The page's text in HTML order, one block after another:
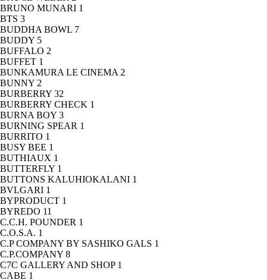
BRUNO MUNARI 1
BTS 3
BUDDHA BOWL 7
BUDDY 5
BUFFALO 2
BUFFET 1
BUNKAMURA LE CINEMA 2
BUNNY 2
BURBERRY 32
BURBERRY CHECK 1
BURNA BOY 3
BURNING SPEAR 1
BURRITO 1
BUSY BEE 1
BUTHIAUX 1
BUTTERFLY 1
BUTTONS KALUHIOKALANI 1
BVLGARI 1
BYPRODUCT 1
BYREDO 11
C.C.H. POUNDER 1
C.O.S.A. 1
C.P COMPANY BY SASHIKO GALS 1
C.P.COMPANY 8
C7C GALLERY AND SHOP 1
CABE 1